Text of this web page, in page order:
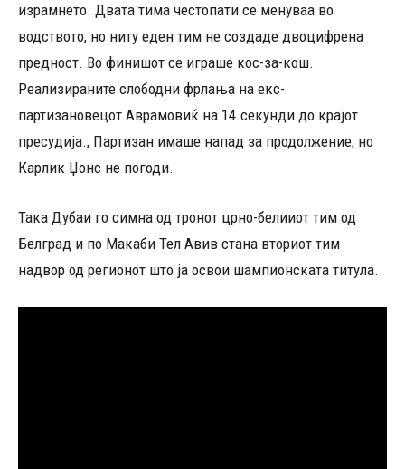
израмнето. Двата тима честопати се менуваа во
водството, но ниту еден тим не создаде двоцифрена
предност. Во финишот се играше кос-за-кош.
Реализираните слободни фрлања на екс-
партизановецот Аврамовиќ на 14.секунди до крајот
пресудија., Партизан имаше напад за продолжение, но
Карлик Џонс не погоди.
Така Дубаи го симна од тронот црно-белииот тим од
Белград и по Макаби Тел Авив стана вториот тим
надвор од регионот што ја освои шампионската титула.